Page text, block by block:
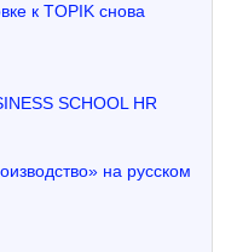
к TOPIK снова
SCHOOL HR
на русском